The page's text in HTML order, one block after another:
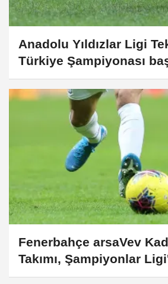
Anadolu Yıldızlar Ligi
Türkiye Şampiyonası
Fenerbahçe arsaVev
Takımı, Şampiyonlar
OH Leuven ile